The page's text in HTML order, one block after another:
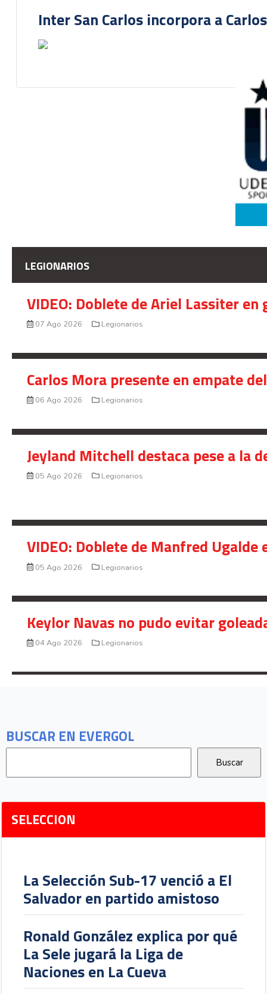
BUSCAR EN EVERGOL
SELECCION
La Selección Sub-17 venció a El
Salvador en partido amistoso
Ronald González explica por qué
La Sele jugará la Liga de
Naciones en La Cueva
Inter San Carlos incorpora a
LEGIONARIOS
VIDEO: Doblete de Ariel Lassiter
07 Ago 2026 Legionarios
Carlos Mora presente en empate
06 Ago 2026 Legionarios
Jeyland Mitchell destaca pese a la
05 Ago 2026 Legionarios
VIDEO: Doblete de Manfred
05 Ago 2026 Legionarios
Keylor Navas no pudo evitar
04 Ago 2026 Legionarios